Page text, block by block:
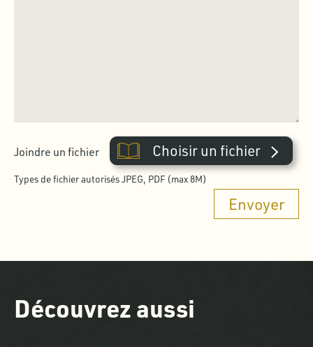
Joindre un fichier Choisir un fichier
Types de fichier autorisés JPEG, PDF (max 8M)
Découvrez aussi